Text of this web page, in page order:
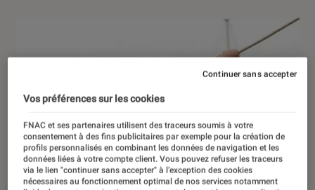
Vos préférences sur les cookies
FNAC et ses partenaires utilisent des traceurs soumis à votre
consentement à des fins publicitaires par exemple pour la création de
profils personnalisés en combinant les données de navigation et les
données liées à votre compte client. Vous pouvez refuser les traceurs
via le lien "continuer sans accepter" à l’exception des cookies
nécessaires au fonctionnement optimal de nos services notamment
Continuer sans accepter